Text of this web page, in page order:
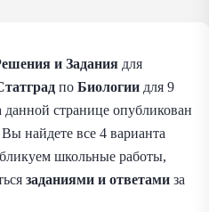
и Задания для
по Биологии для 9
странице опубликован
найдете все 4 варианта
школьные работы,
заданиями и ответами за